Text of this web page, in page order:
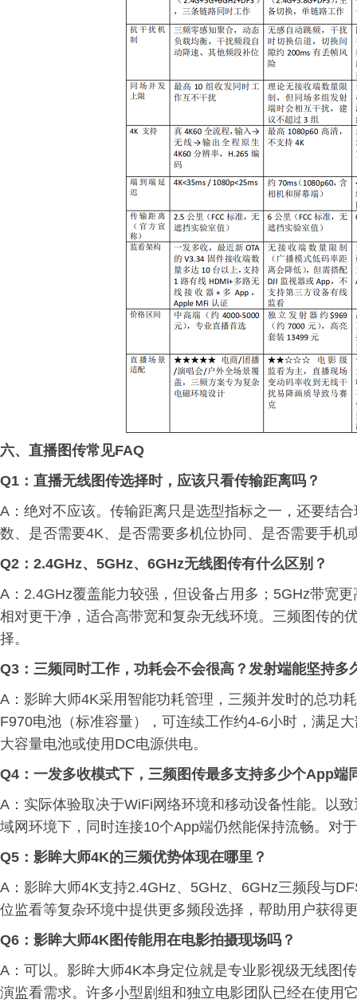
六、直播图传常见FAQ
Q1：直播无线图传选择时，应该只看传输距离吗？
A：绝对不应该。传输距离只是选型指标之一，还要结
数、是否需要4K、是否需要多机位协同、是否需要手机
Q2：2.4GHz、5GHz、6GHz无线图传有什么区别？
A：2.4GHz覆盖能力较强，但设备占用多；5GHz带宽
相对更干净，适合高带宽和复杂无线环境。三频图传的
择。
Q3：三频同时工作，功耗会不会很高？发射端能坚持多
A：影眸大师4K采用智能功耗管理，三频并发时的总功
F970电池（标准容量），可连续工作约4-6小时，满足
大容量电池或使用DC电源供电。
Q4：一发多收模式下，三频图传最多支持多少个App端
A：实际体验取决于WiFi网络环境和移动设备性能。以
域网环境下，同时连接10个App端仍然能保持流畅。对
Q5：影眸大师4K的三频优势体现在哪里？
A：影眸大师4K支持2.4GHz、5GHz、6GHz三频段与
位监看等复杂环境中提供更多频段选择，帮助用户获得
Q6 ：影眸大师4K图传能用在电影拍摄现场吗？
A：可以。影眸大师4K本身定位就是专业影视级无线图
演监看需求。许多小型剧组和独立电影团队已经在使用